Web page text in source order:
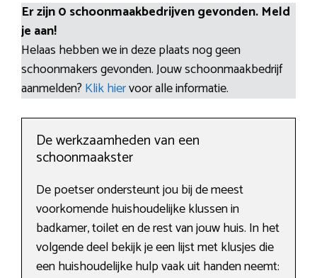
Er zijn 0 schoonmaakbedrijven gevonden. Meld
je aan!
Helaas hebben we in deze plaats nog geen
schoonmakers gevonden. Jouw schoonmaakbedrijf
aanmelden? Klik hiervoor alle informatie.
De werkzaamheden van een
schoonmaakster
De poetser ondersteunt jou bij de meest
voorkomende huishoudelijke klussen in
badkamer, toilet en de rest van jouw huis. In het
volgende deel bekijk je een lijst met klusjes die
een huishoudelijke hulp vaak uit handen neemt: